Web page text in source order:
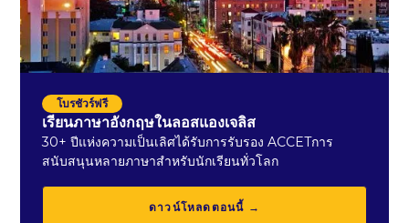
โบรชัวร์ฟรี
เรียนภาษาอังกฤษในลอสแองเจลิส
30+ ปีแห่งความเป็นเลิศได้รับการรับรอง ACCETการ
สนับสนุนหลายภาษาสำหรับนักเรียนทั่วโลก
ดาวน์โหลดตอนนี้ →